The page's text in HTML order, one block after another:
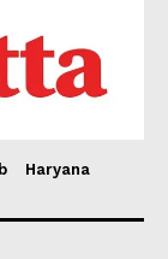
Haryana